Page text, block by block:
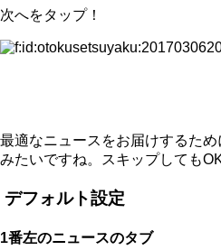
次へをタップ！
最適なニュースをお届けするた
みたいですね。スキップしてもOK
デフォルト設定
1番左のニュースのタブ